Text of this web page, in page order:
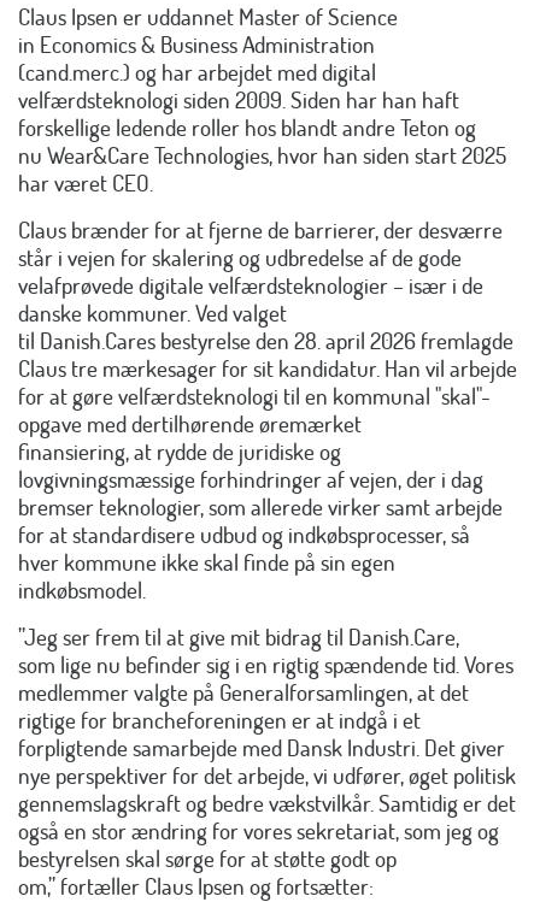
Claus Ipsen er uddannet Master of Science
in Economics & Business Administration
(cand.merc.) og har arbejdet med digital
velfærdsteknologi siden 2009. Siden har han haft
forskellige ledende roller hos blandt andre Teton og
nu Wear&Care Technologies, hvor han siden start 2025
har været CEO.
Claus brænder for at fjerne de barrierer, der desværre
står i vejen for skalering og udbredelse af de gode
velafprøvede digitale velfærdsteknologier – især i de
danske kommuner. Ved valget
til Danish.Cares bestyrelse den 28. april 2026 fremlagde
Claus tre mærkesager for sit kandidatur. Han vil arbejde
for at gøre velfærdsteknologi til en kommunal "skal"-
opgave med dertilhørende øremærket
finansiering, at rydde de juridiske og
lovgivningsmæssige forhindringer af vejen, der i dag
bremser teknologier, som allerede virker samt arbejde
for at standardisere udbud og indkøbsprocesser, så
hver kommune ikke skal finde på sin egen
indkøbsmodel.
”Jeg ser frem til at give mit bidrag til Danish.Care,
som lige nu befinder sig i en rigtig spændende tid. Vores
medlemmer valgte på Generalforsamlingen, at det
rigtige for brancheforeningen er at indgå i et
forpligtende samarbejde med Dansk Industri. Det giver
nye perspektiver for det arbejde, vi udfører, øget politisk
gennemslagskraft og bedre vækstvilkår. Samtidig er det
også en stor ændring for vores sekretariat, som jeg og
bestyrelsen skal sørge for at støtte godt op
om,” fortæller Claus Ipsen og fortsætter: